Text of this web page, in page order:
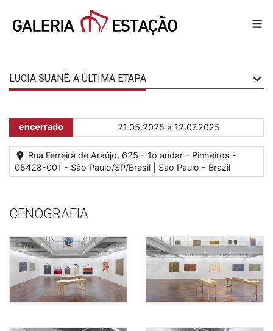
LUCIA SUANÊ, A ÚLTIMA ETAPA
encerrado 21.05.2025 a 12.07.2025
Rua Ferreira de Araújo, 625 - 1o andar - Pinheiros -
05428-001 - São Paulo/SP/Brasil | São Paulo - Brazil
CENOGRAFIA